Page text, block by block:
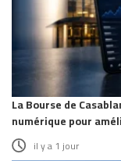
La Bourse de
numérique pour
il y a 1 jour